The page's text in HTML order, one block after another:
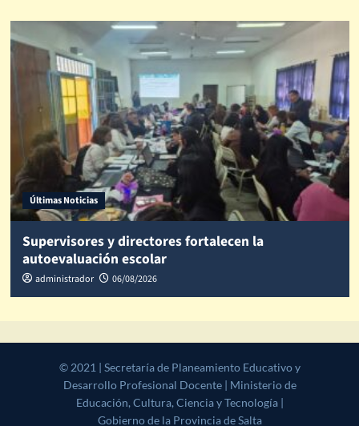
Últimas Noticias
Supervisores y directores fortalecen la
autoevaluación escolar
administrador 06/08/2026
© 2021 | Secretaría de Planeamiento Educativo y Desarrollo
Profesional Docente | Ministerio de Educación, Cultura, Ciencia y
Tecnología | Gobierno de la Provincia de Salta|CoverNews
themes.